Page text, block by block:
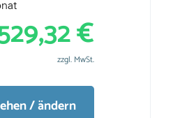
zzgl. MwSt.
€
/ ändern